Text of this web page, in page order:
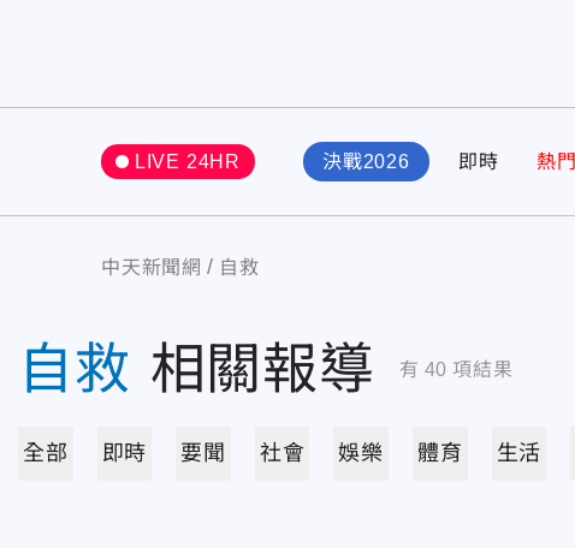
LIVE 24HR 決戰2026 即時 熱門
中天新聞網 自救
自救 相關報導 有 40 項結果
全部 即時 要聞 社會 娛樂 體育 生活